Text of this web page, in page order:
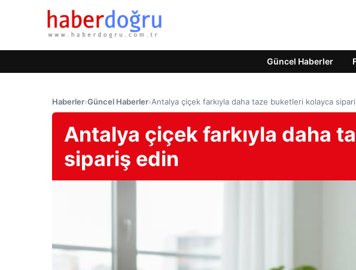
Güncel Haberler
Haberler›Güncel Haberler›Antalya çiçek farkıyla daha taze buketleri kolayca
Antalya çiçek farkıyla daha
sipariş edin